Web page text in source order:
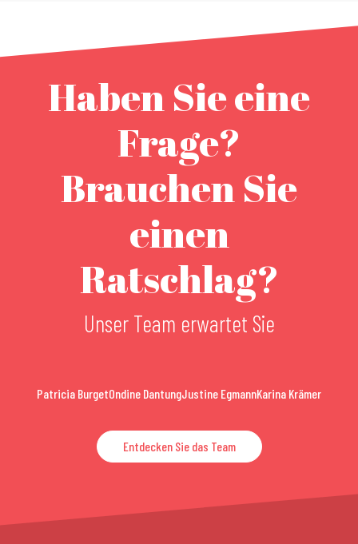
Haben Sie eine
Frage?
Brauchen Sie
einen
Ratschlag?
Unser Team erwartet Sie
Patricia BurgetOndine DantungJustine EgmannKarina Krämer
Entdecken Sie das Team